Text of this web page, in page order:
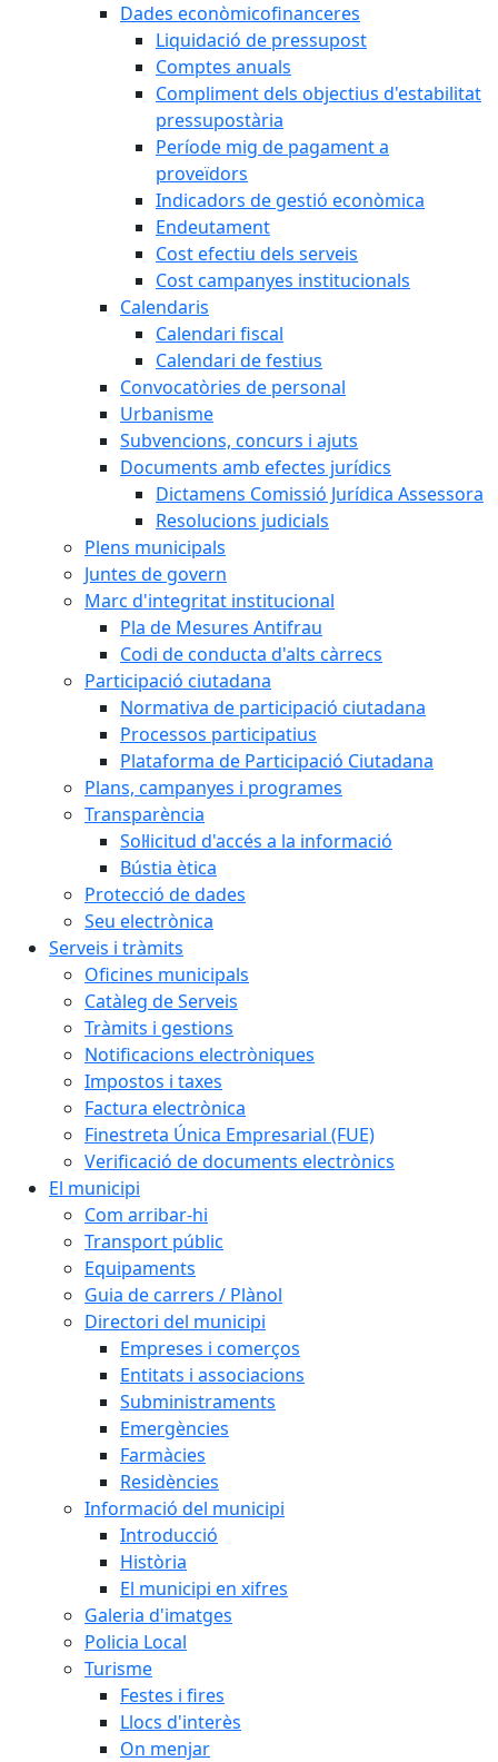
Dades econòmicofinanceres
Liquidació de pressupost
Comptes anuals
Compliment dels objectius d'estabilitat
pressupostària
Període mig de pagament a
proveïdors
Indicadors de gestió econòmica
Endeutament
Cost efectiu dels serveis
Cost campanyes institucionals
Calendaris
Calendari fiscal
Calendari de festius
Convocatòries de personal
Urbanisme
Subvencions, concurs i ajuts
Documents amb efectes jurídics
Dictamens Comissió Jurídica Assessora
Resolucions judicials
Plens municipals
Juntes de govern
Marc d'integritat institucional
Pla de Mesures Antifrau
Codi de conducta d'alts càrrecs
Participació ciutadana
Normativa de participació ciutadana
Processos participatius
Plataforma de Participació Ciutadana
Plans, campanyes i programes
Transparència
Sol·licitud d'accés a la informació
Bústia ètica
Protecció de dades
Seu electrònica
Serveis i tràmits
Oficines municipals
Catàleg de Serveis
Tràmits i gestions
Notificacions electròniques
Impostos i taxes
Factura electrònica
Finestreta Única Empresarial (FUE)
Verificació de documents electrònics
El municipi
Com arribar-hi
Transport públic
Equipaments
Guia de carrers / Plànol
Directori del municipi
Empreses i comerços
Entitats i associacions
Subministraments
Emergències
Farmàcies
Residències
Informació del municipi
Introducció
Història
El municipi en xifres
Galeria d'imatges
Policia Local
Turisme
Festes i fires
Llocs d'interès
On menjar